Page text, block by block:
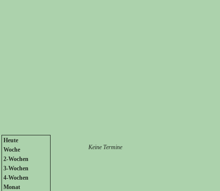
Heute
Woche
2-Wochen
3-Wochen
4-Wochen
Monat
Keine Termine